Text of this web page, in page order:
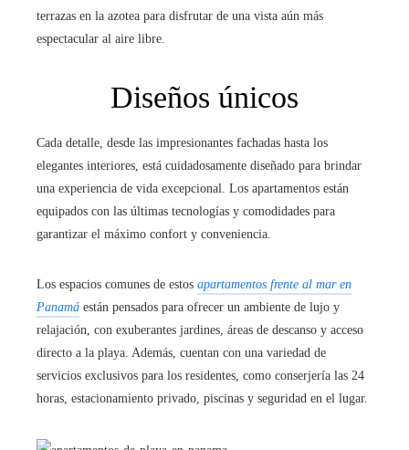
terrazas en la azotea para disfrutar de una vista aún más
espectacular al aire libre.
Diseños únicos
Cada detalle, desde las impresionantes fachadas hasta los
elegantes interiores, está cuidadosamente diseñado para brindar
una experiencia de vida excepcional. Los apartamentos están
equipados con las últimas tecnologías y comodidades para
garantizar el máximo confort y conveniencia.
Los espacios comunes de estos apartamentos frente al mar en
Panamá están pensados para ofrecer un ambiente de lujo y
relajación, con exuberantes jardines, áreas de descanso y acceso
directo a la playa. Además, cuentan con una variedad de
servicios exclusivos para los residentes, como conserjería las 24
horas, estacionamiento privado, piscinas y seguridad en el lugar.